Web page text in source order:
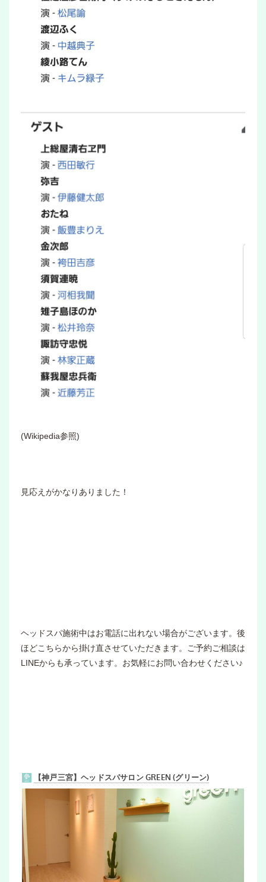
(Wikipedia参照)
見応えがかなりありました！
ヘッドスパ施術中はお電話に出れない場合がございます。後
ほどこちらから掛け直させていただきます。ご予約ご相談は
LINEからも承っています。お気軽にお問い合わせください♪